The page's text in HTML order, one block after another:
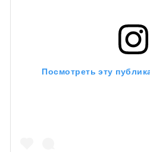
Посмотреть эту